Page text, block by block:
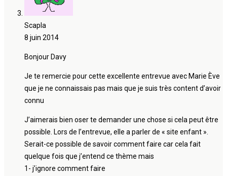
Scapla
8 juin 2014
Bonjour Davy
Je te remercie pour cette excellente entrevue avec Marie Ève
que je ne connaissais pas mais que je suis très content d’avoir
connu
J’aimerais bien oser te demander une chose si cela peut être
possible. Lors de l’entrevue, elle a parler de « site enfant ».
Serait-ce possible de savoir comment faire car cela fait
quelque fois que j’entend ce thème mais
1- j’ignore comment faire